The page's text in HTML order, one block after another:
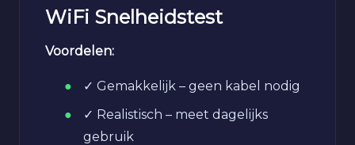
WiFi Snelheidstest
Voordelen:
✓ Gemakkelijk – geen kabel nodig
✓ Realistisch – meet dagelijks
gebruik